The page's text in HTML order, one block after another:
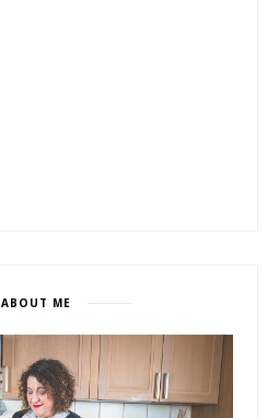
ABOUT ME